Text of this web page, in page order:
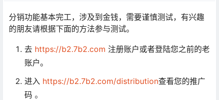
分销功能基本完工，涉及到金钱，需要谨慎测试，有兴趣
的朋友请根据下面的方法参与测试。
去 https://b2.7b2.com 注册账户或者登陆您之前的老
账户。
进入 https://b2.7b2.com/distribution查看您的推广
码 。